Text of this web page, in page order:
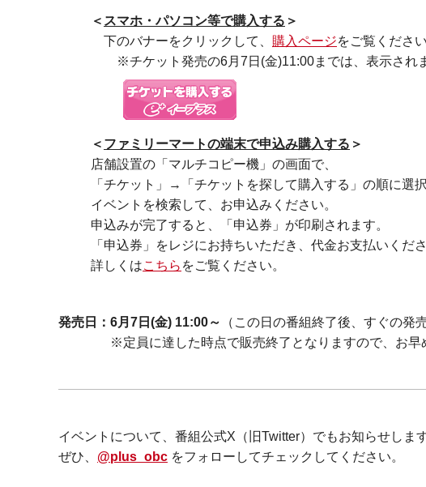
＜ スマホ・パソコン等で購入する ＞
下のバナーをクリックして、 購入ページをご覧ください
※チケット発売の6月7日(金)11:00までは、表示され
＜ ファミリーマートの端末で申込み購入する ＞
店舗設置の「マルチコピー機」の画⾯で、
「チケット」→「チケットを探して購⼊する」の順に選択
イベントを検索して、お申込みください。
申込みが完了すると、「申込券」が印刷されます。
「申込券」をレジにお持ちいただき、代⾦お⽀払いくださ
詳しくはこちら をご覧ください。
発売日：6月7日(金) 11:00～
（この日の番組終了後、すぐの発
※定員に達した時点で販売終了となりますので、お早め
イベントについて、番組公式X（旧Twitter）でもお知らせします
ぜひ、 @plus_obc をフォローしてチェックしてください。